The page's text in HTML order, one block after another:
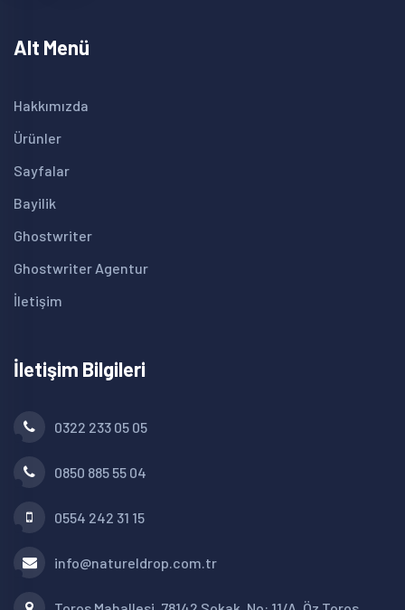
Alt Menü
Hakkımızda
Ürünler
Sayfalar
Bayilik
Ghostwriter
Ghostwriter Agentur
İletişim
İletişim Bilgileri
0322 233 05 05
0850 885 55 04
0554 242 31 15
info@natureldrop.com.tr